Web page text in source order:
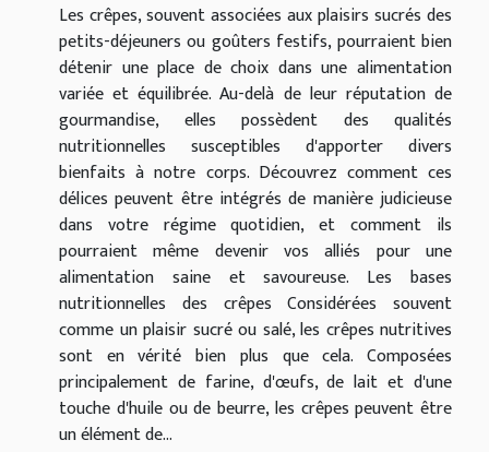
Les crêpes, souvent associées aux plaisirs sucrés des
petits-déjeuners ou goûters festifs, pourraient bien
détenir une place de choix dans une alimentation
variée et équilibrée. Au-delà de leur réputation de
gourmandise, elles possèdent des qualités
nutritionnelles susceptibles d'apporter divers
bienfaits à notre corps. Découvrez comment ces
délices peuvent être intégrés de manière judicieuse
dans votre régime quotidien, et comment ils
pourraient même devenir vos alliés pour une
alimentation saine et savoureuse. Les bases
nutritionnelles des crêpes Considérées souvent
comme un plaisir sucré ou salé, les crêpes nutritives
sont en vérité bien plus que cela. Composées
principalement de farine, d'œufs, de lait et d'une
touche d'huile ou de beurre, les crêpes peuvent être
un élément de...